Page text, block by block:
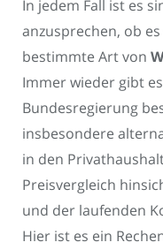
In jedem Fall ist es
anzusprechen, ob
bestimmte Art von
Immer wieder gibt
Bundesregierung
insbesondere
in den
Preisvergleich
und der laufenden
Hier ist es ein